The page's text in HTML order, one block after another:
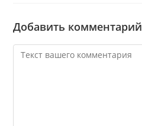
Добавить комментарий